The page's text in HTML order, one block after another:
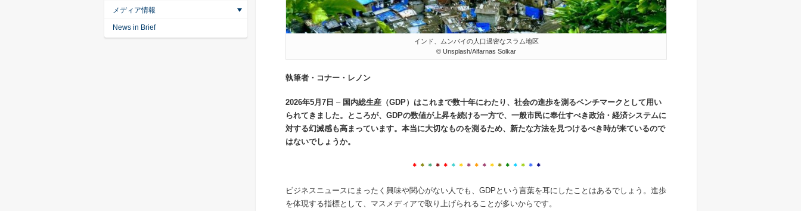
インド、ムンバイの人口過密なスラム地区
© Unsplash/Alfarnas Solkar
執筆者・コナー・レノン
2026年5月 7 日 – 国内総生産（GDP）はこれまで数十年にわたり、社会の進歩を測るベンチマークとして用い
られてきました。ところが、 GDPの数値が上昇を続ける一方で、一般市民に奉仕すべき政治・経済システムに
対する幻滅感も高まっています。本当に大切なものを測るため、新たな方法を見つけるべき時が来ているので
はないでしょうか。
＊ ＊ ＊ ＊ ＊ ＊ ＊ ＊ ＊ ＊ ＊ ＊ ＊ ＊ ＊ ＊ ＊
ビジネスニュースにまったく興味や関心がない人でも、GDPという言葉を耳にしたことはあるでしょう。進歩
を体現する指標として、マスメディアで取り上げられることが多いからです。
メディア情報
News in Brief